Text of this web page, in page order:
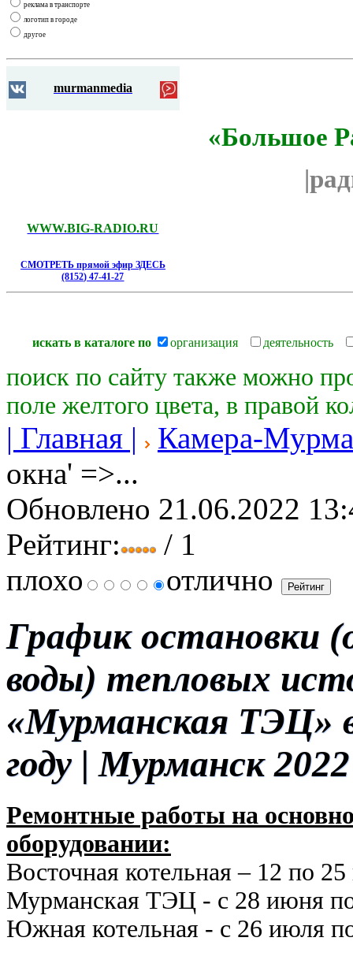
реклама в транспорте
логотип в городе
другое
murmanmedia
«Большое
WWW.BIG-RADIO.RU
СМОТРЕТЬ прямой эфир ЗДЕСЬ
(8152) 47-41-27
искать в каталоге по организация деятельность
поиск по сайту также можно
поле желтого цвета, в правой
| Главная |
Камера-
окна' =>...
Обновлено 21.06.2022
Рейтинг:
/ 1
плохо
отлично
График остановки
воды) тепловых
«Мурманская ТЭЦ»
году | Мурманск 2022
Ремонтные работы на
оборудовании:
Восточная котельная – 12 по
Мурманская ТЭЦ - с 28 июня
Южная котельная - с 26 июля